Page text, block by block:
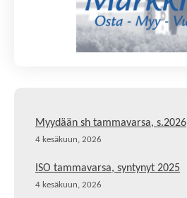
Myydään sh tammavarsa, s.2026
4 kesäkuun, 2026
ISO tammavarsa, syntynyt 2025
4 kesäkuun, 2026